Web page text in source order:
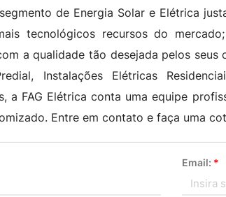
de Energia Solar e Elétrica
tecnológicos recursos do
a qualidade tão desejada pelos seus
Instalações Elétricas
a FAG Elétrica conta uma equipe
Entre em contato e faça uma
Email: *